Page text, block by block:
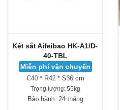
Két sắt Aifeibao HK-A1/D-
40-TBL
Miễn phí vận chuyển
C40 * R42 * S36 cm
Trọng lượng:55kg
Bảo hành: 24 tháng